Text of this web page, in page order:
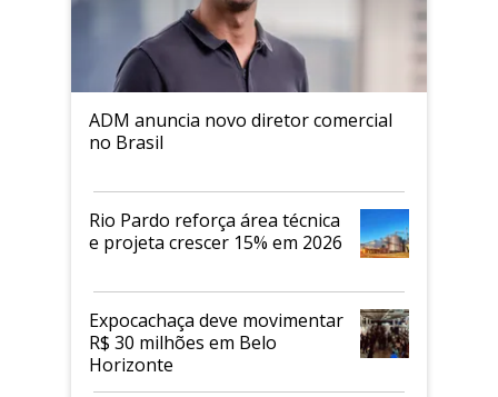
ADM anuncia novo diretor comercial
no Brasil
Rio Pardo reforça área técnica
e projeta crescer 15% em 2026
Expocachaça deve movimentar
R$ 30 milhões em Belo
Horizonte